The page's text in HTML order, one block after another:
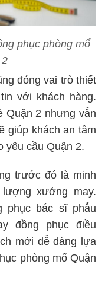
phục phòng mổ
đóng vai trò thiết
với khách hàng.
Quận 2 nhưng vẫn
giúp khách an tâm
yêu cầu Quận 2.
trước đó là minh
xưởng may.
phục bác sĩ phẫu
đồng phục điều
mới dễ dàng lựa
phòng mổ Quận